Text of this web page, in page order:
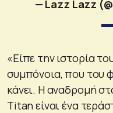
— Lazz Lazz
«Είπε την ιστορία
συμπόνοια, που του
κάνει. Η αναδρομή
Τitan είναι ένα